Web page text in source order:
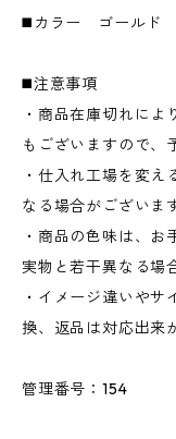
◼️カラー ゴールド
◼️注意事項
・商品在庫切れによ
もございますので、
・仕入れ工場を変え
なる場合がございま
・商品の色味は、お
実物と若干異なる場
・イメージ違いやサ
換、返品は対応出来
管理番号：154